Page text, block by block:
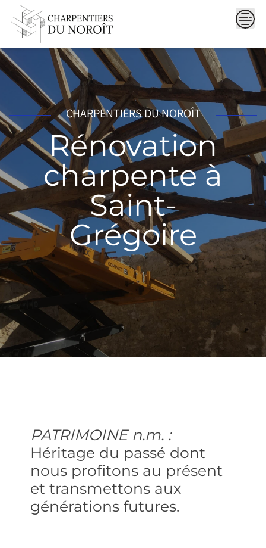
content
CHARPENTIERS DU NOROÎT
Rénovation
charpente à
Saint-
Grégoire
PATRIMOINE n.m. :
Héritage du passé dont
nous profitons au présent
et transmettons aux
générations futures.